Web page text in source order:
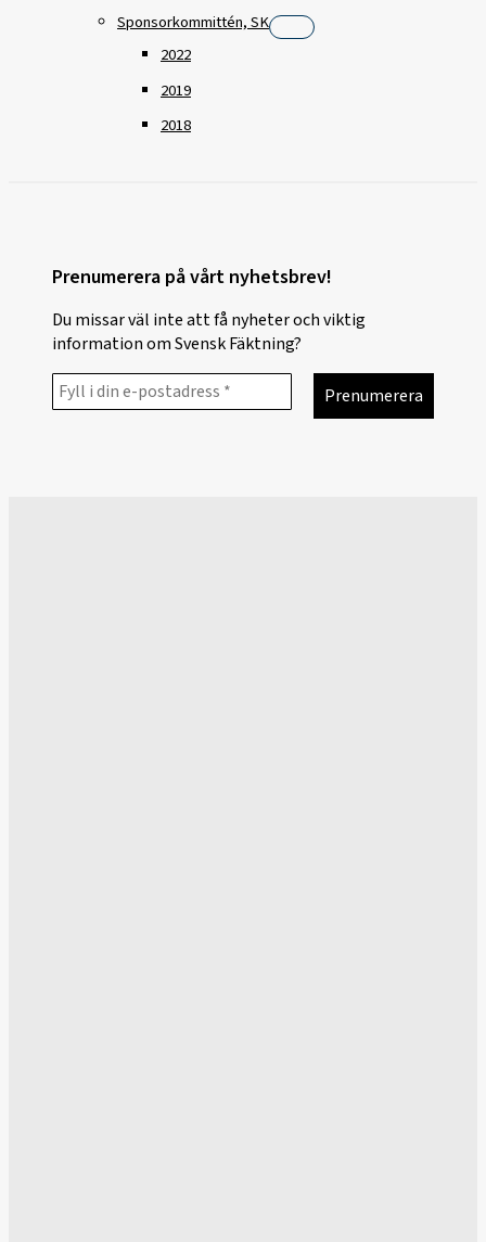
Sponsorkommittén, SK
2022
2019
2018
Prenumerera på vårt nyhetsbrev!
Du missar väl inte att få nyheter och viktig
information om Svensk Fäktning?